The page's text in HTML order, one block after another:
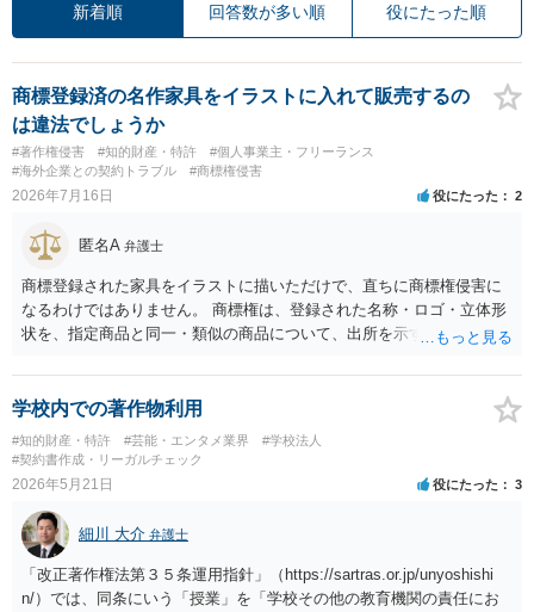
新着順 回答数が多い順 役にたった順
商標登録済の名作家具をイラストに入れて販売するの
は違法でしょうか
#著作権侵害 #知的財産・特許
#個人事業主・フリーランス
#海外企業との契約トラブル
#商標権侵害
2026年7月16日 役にたった 2
匿名A 弁護士
商標登録された家具をイラストに描いただけで、直ちに商標権侵害に
なるわけではありません。 商標権は、登録された名称・ロゴ・立体形
状を、指定商品と同一・類似の商品について、出所を示す表示として
て描くにとどまる場合は、通常、商標権侵害にはなりにくいと考えら
れます。 ただし、家具名や特徴的な形状を商品名・広告に大きく表示
し、公式商品やライセンス商品と誤認させる販売方法であれば、商標
権や不正競争防止法上の問題が生じ得ます。家具のデザインに著作権
が認められる場合は、著作権も別途問題となります。 無料のSNS投稿
有料か無料かよりも、商標として使用しているかが重要です。 また、
日本の商標権は原則として日本国内にのみ効力を持ちます。外国で販
売する場合は、販売国の商標・意匠等を確認する必要があります。 他
の作家の例は、許諾を得ている、権利が消滅している、侵害に当たら
学校内での著作物利用
#知的財産・特許 #芸能・エンタメ業界
#学校法人
#契約書作成・リーガルチェック
2026年5月21日 役にたった 3
細川 大介 弁護士
「改正著作権法第３５条運用指針」（https://sartras.or.jp/unyoshishi
n/）では、同条にいう「授業」を「学校その他の教育機関の責任にお